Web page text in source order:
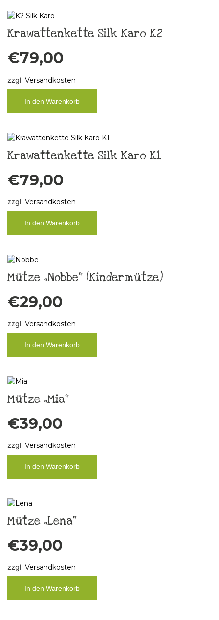
Krawattenkette Silk Karo K2
€79,00
zzgl. Versandkosten
In den Warenkorb
Krawattenkette Silk Karo K1
€79,00
zzgl. Versandkosten
In den Warenkorb
Mütze „Nobbe“ (Kindermütze)
€29,00
zzgl. Versandkosten
In den Warenkorb
Mütze „Mia“
€39,00
zzgl. Versandkosten
In den Warenkorb
Mütze „Lena“
€39,00
zzgl. Versandkosten
In den Warenkorb